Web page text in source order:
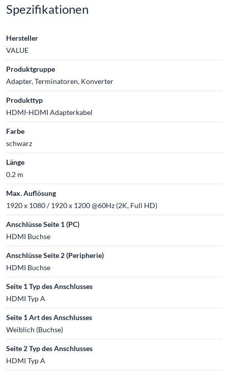
Spezifikationen
Hersteller
VALUE
Produktgruppe
Adapter, Terminatoren, Konverter
Produkttyp
HDMI-HDMI Adapterkabel
Farbe
schwarz
Länge
0.2 m
Max. Auflösung
1920 x 1080 / 1920 x 1200 @60Hz (2K, Full HD)
Anschlüsse Seite 1 (PC)
HDMI Buchse
Anschlüsse Seite 2 (Peripherie)
HDMI Buchse
Seite 1 Typ des Anschlusses
HDMI Typ A
Seite 1 Art des Anschlusses
Weiblich (Buchse)
Seite 2 Typ des Anschlusses
HDMI Typ A